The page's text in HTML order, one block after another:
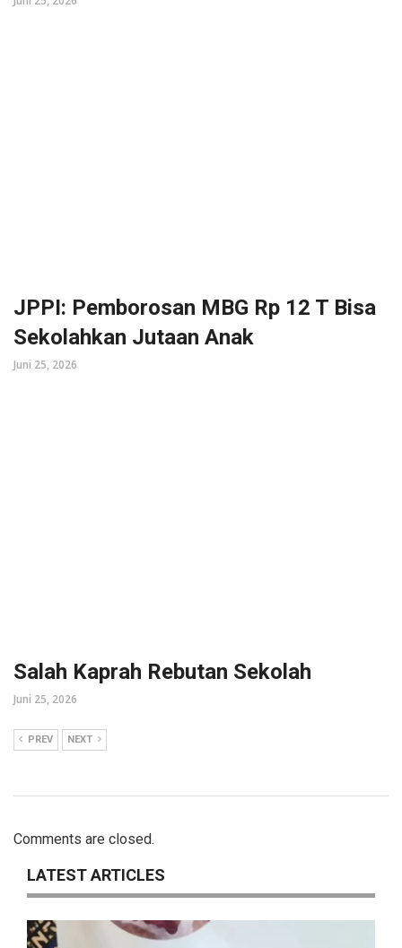
JPPI: Pemborosan MBG Rp 12 T Bisa
Sekolahkan Jutaan Anak
Juni 25, 2026
Salah Kaprah Rebutan Sekolah
Juni 25, 2026
PREV NEXT
Comments are closed.
LATEST ARTICLES